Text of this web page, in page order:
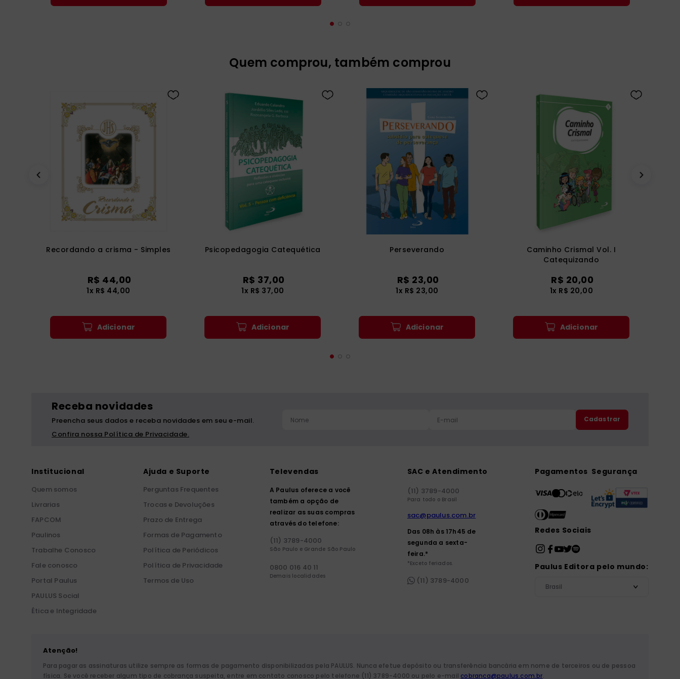
Quem comprou, também comprou
Recordando a crisma - Simples
R$ 44,00
1x R$ 44,00
Adicionar
Psicopedagogia Catequética
R$ 37,00
1x R$ 37,00
Adicionar
Perseverando
R$ 23,00
1x R$ 23,00
Adicionar
Caminho Crismal Vol. I
Catequizando
R$ 20,00
1x R$ 20,00
Adicionar
Receba novidades
Preencha seus dados e receba novidades em seu e-mail.
Confira nossa Política de Privacidade.
Cadastrar
Institucional
Quem somos
Livrarias
FAPCOM
Paulinos
Trabalhe Conosco
Fale conosco
Portal Paulus
PAULUS Social
Ética e Integridade
Ajuda e Suporte
Perguntas Frequentes
Trocas e Devoluções
Prazo de Entrega
Formas de Pagamento
Política de Periódicos
Política de Privacidade
Termos de Uso
Televendas
A Paulus oferece a você
também a opção de
realizar as suas compras
através do telefone:
(11) 3789-4000
São Paulo e Grande São Paulo
0800 016 40 11
Demais localidades
SAC e Atendimento
(11) 3789-4000
Para todo o Brasil
sac@paulus.com.br
Das 08h às 17h45 de
segunda a sexta-
feira.*
*Exceto feriados.
(11) 3789-4000
Pagamentos Segurança
Redes Sociais
Paulus Editora pelo mundo:
Brasil
Atenção!
Para pagar as assinaturas utilize sempre as formas de pagamento disponibilizadas pela PAULUS. Nunca efetue depósito ou transferência bancária em nome de terceiros ou de pessoa
física. Se você receber algum tipo de cobrança suspeita, entre em contato conosco pelo telefone (11) 3789-4000 ou pelo e-mail cobranca@paulus.com.br.